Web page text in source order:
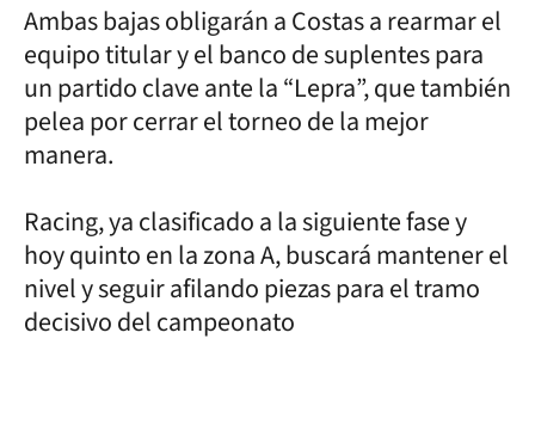
Ambas bajas obligarán a Costas a rearmar el
equipo titular y el banco de suplentes para
un partido clave ante la “Lepra”, que también
pelea por cerrar el torneo de la mejor
manera.
Racing, ya clasificado a la siguiente fase y
hoy quinto en la zona A, buscará mantener el
nivel y seguir afilando piezas para el tramo
decisivo del campeonato